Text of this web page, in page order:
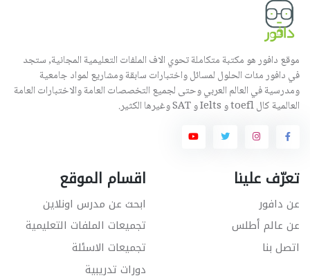
موقع دافور هو مكتبة متكاملة تحوي الاف الملفات التعليمية المجانية, ستجد
في دافور مئات الحلول لمسائل واختبارات سابقة ومشاريع لمواد جامعية
ومدرسية في العالم العربي وحتى لجميع التخصصات العامة والاختبارات العامة
العالمية كال toefl و Ielts و SAT وغيرها الكثير.
تعرّف علينا
عن دافور
عن عالم أطلس
اتصل بنا
اقسام الموقع
ابحث عن مدرس اونلاين
تجميعات الملفات التعليمية
تجميعات الاسئلة
دورات تدريبية